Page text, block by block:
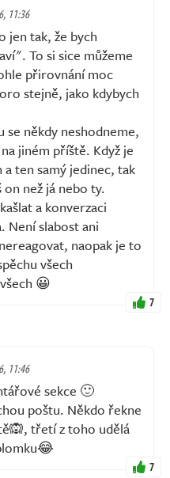
11:36
jen tak, že bych
To si sice můžeme
přirovnání moc
stejně, jako kdybych
se někdy neshodneme,
jiném příště. Když je
ten samý jedinec, tak
než já nebo ty.
a konverzaci
Není slabost ani
naopak je to
všech
😀
7
11:46
sekce 🙂
poštu. Někdo řekne
třetí z toho udělá
7